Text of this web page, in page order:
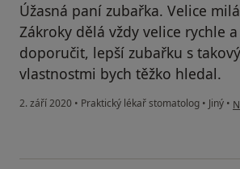
Úžasná paní zubařka. Velice
Zákroky dělá vždy velice rychle
doporučit, lepší zubařku s
vlastnostmi bych těžko hledal.
2. září 2020 • Praktický lékař stomatolog • Jiný •